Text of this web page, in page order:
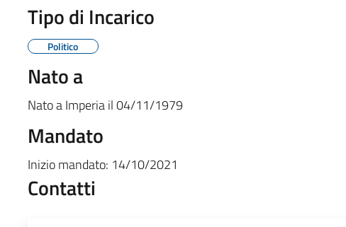
Tipo di Incarico
Politico
Nato a
Nato aImperiail04/11/1979
Mandato
Inizio mandato: 14/10/2021
Contatti